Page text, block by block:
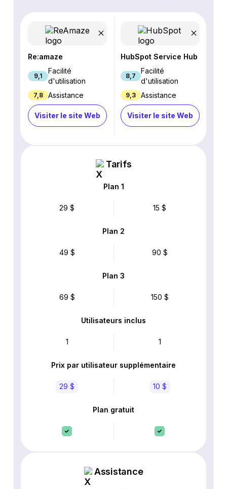
Re:amaze
9,1
Facilité
d'utilisation
7,8 Assistance
Visiter le site Web
HubSpot Service Hub
8,7
Facilité
d'utilisation
9,3 Assistance
Visiter le site Web
Tarifs
Plan 1
29 $ 15 $
Plan 2
49 $ 90 $
Plan 3
69 $ 150 $
Utilisateurs inclus
1 1
Prix par utilisateur supplémentaire
29 $ 10 $
Plan gratuit
Assistance